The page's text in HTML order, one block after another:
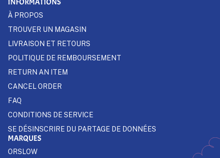
INFORMATIONS
À PROPOS
TROUVER UN MAGASIN
LIVRAISON ET RETOURS
POLITIQUE DE REMBOURSEMENT
RETURN AN ITEM
CANCEL ORDER
FAQ
CONDITIONS DE SERVICE
SE DÉSINSCRIRE DU PARTAGE DE DONNÉES
MARQUES
ORSLOW